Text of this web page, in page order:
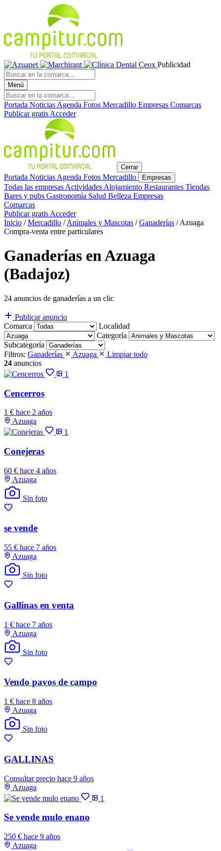
Publicidad
Menú
Portada Noticias Agenda Fotos Mercadillo Empresas Comarcas
Publicar gratis Acceder
Cerrar
Portada Noticias Agenda Fotos Mercadillo Empresas
Todas las empresas Actividades Alojamiento Restaurantes Tiendas
Bares y pubs Gastronomía Salud Belleza Empresas
Comarcas
Publicar gratis Acceder
Inicio / Mercadillo / Animales y Mascotas / Ganaderías / Azuaga
Compra-venta entre particulares
Ganaderías en Azuaga
(Badajoz)
24 anuncios de ganaderías a un clic
Publicar anuncio
Comarca
Localidad
Categoría
Subcategoría
Filtros: Ganaderías Azuaga
Limpiar todo
24 anuncios
1
Cencerros
1 € hace 2 años
Azuaga
1
Conejeras
60 € hace 4 años
Azuaga
Sin foto
se vende
55 € hace 7 años
Azuaga
Sin foto
Gallinas en venta
1 € hace 7 años
Azuaga
Sin foto
Vendo pavos de campo
1 € hace 8 años
Azuaga
Sin foto
GALLINAS
Consultar precio hace 9 años
Azuaga
1
Se vende mulo enano
250 € hace 9 años
Azuaga